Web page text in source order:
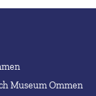
Museum Ommen